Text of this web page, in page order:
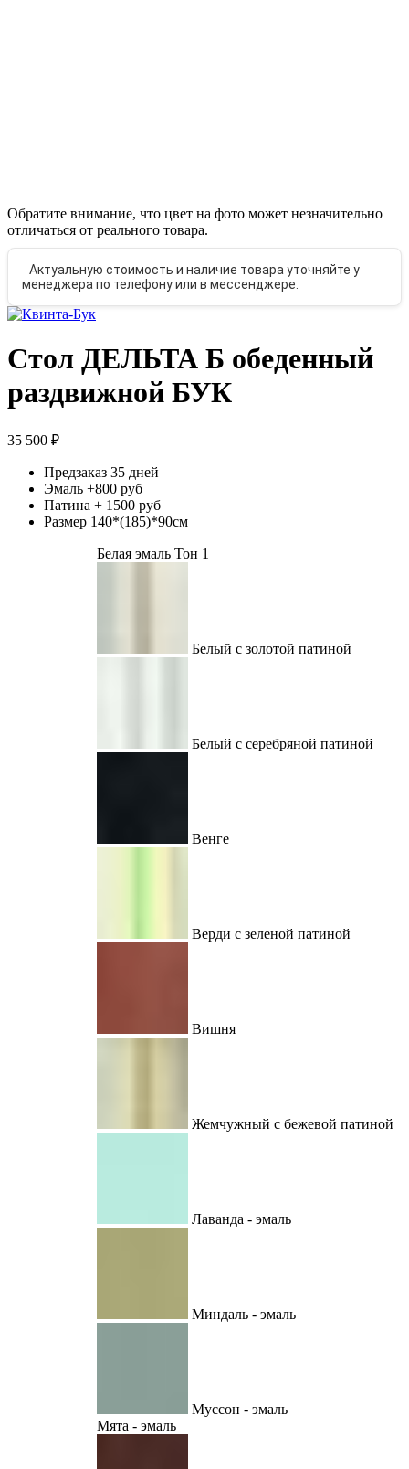
Обратите внимание, что цвет на фото может незначительно
отличаться от реального товара.
Актуальную стоимость и наличие товара уточняйте у
менеджера по телефону или в мессенджере.
Стол ДЕЛЬТА Б обеденный
раздвижной БУК
35 500 ₽
Предзаказ 35 дней
Эмаль +800 руб
Патина + 1500 руб
Размер 140*(185)*90см
Белая эмаль Тон 1
Белый с золотой патиной
Белый с серебряной патиной
Венге
Верди с зеленой патиной
Вишня
Жемчужный с бежевой патиной
Лаванда - эмаль
Миндаль - эмаль
Муссон - эмаль
Мята - эмаль